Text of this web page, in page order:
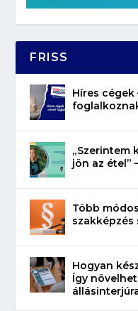
FRISS
Híres cégek
„Szerintem
jön az étel”
Több
szakképzés
Hogyan
Így